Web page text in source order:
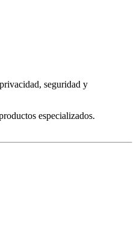
seguridad y
especializados.